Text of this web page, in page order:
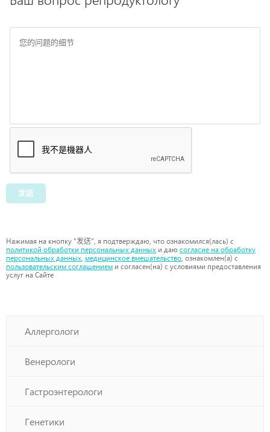
发送
Нажимая на кнопку "发送", я подтверждаю, что ознакомился(лась) с
политикой обработки персональных данных и даю согласие на обработку
персональных данных, медицинское вмешательство, ознакомлен(а) с
пользовательским соглашением и согласен(на) с условиями предоставления
услуг на Сайте
Аллергологи
Венерологи
Гастроэнтерологи
Генетики